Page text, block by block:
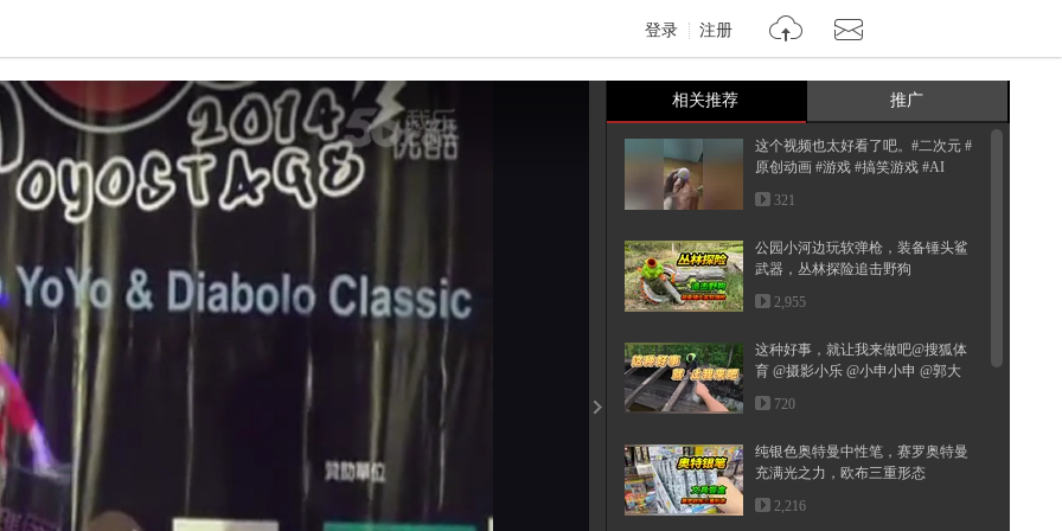
登录 注册
相关推荐 推广
这个视频也太好看了吧。#二次元 #
原创动画 #游戏 #搞笑游戏 #AI
321
公园小河边玩软弹枪，装备锤头鲨
武器，丛林探险追击野狗
2,955
这种好事，就让我来做吧@搜狐体
育 @摄影小乐 @小申小申 @郭大
燕紫 ...
720
纯银色奥特曼中性笔，赛罗奥特曼
充满光之力，欧布三重形态
2,216